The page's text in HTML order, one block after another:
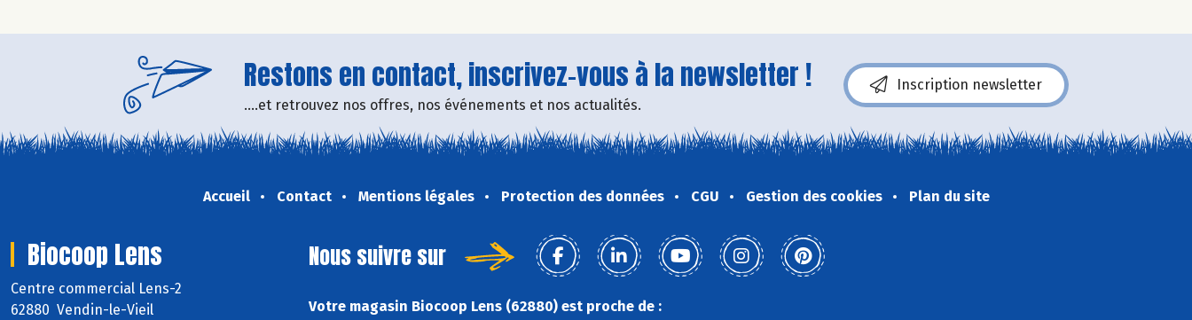
Restons en contact, inscrivez-vous à la newsletter !
....et retrouvez nos offres, nos événements et nos actualités.
Inscription newsletter
Accueil Contact Mentions légales Protection des données CGU Gestion des cookies Plan du site
Biocoop Lens
Centre commercial Lens-2
62880 Vendin-le-Vieil
Nous suivre sur
Votre magasin Biocoop Lens (62880) est proche de :